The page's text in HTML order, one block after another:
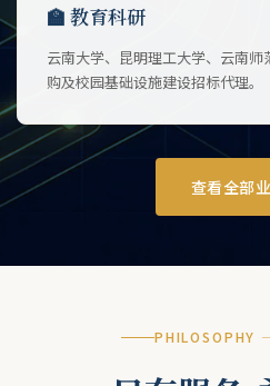
🏫 教育科研
云南大学、昆明理工大学、云南
购及校园基础设施建设招标代理。
查看全部
PHILOSOPHY